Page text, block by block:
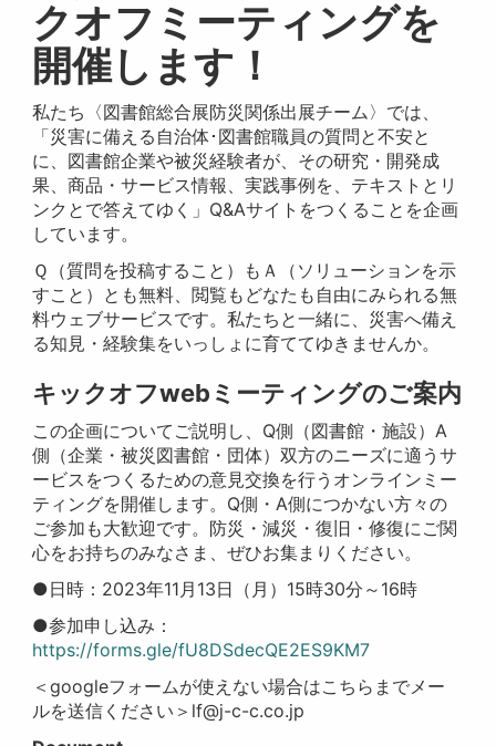
クオフミーティングを
開催します！
私たち〈図書館総合展防災関係出展チーム〉では、
「災害に備える自治体･図書館職員の質問と不安と
に、図書館企業や被災経験者が、その研究・開発成
果、商品・サービス情報、実践事例を、テキストとリ
ンクとで答えてゆく」Q&Aサイトをつくることを企画
しています。
Ｑ（質問を投稿すること）もＡ（ソリューションを示
すこと）とも無料、閲覧もどなたも自由にみられる無
料ウェブサービスです。私たちと一緒に、災害へ備え
る知見・経験集をいっしょに育ててゆきませんか。
キックオフwebミーティングのご案内
この企画についてご説明し、Q側（図書館・施設）A
側（企業・被災図書館・団体）双方のニーズに適うサ
ービスをつくるための意見交換を行うオンラインミー
ティングを開催します。Q側・A側につかない方々の
ご参加も大歓迎です。防災・減災・復旧・修復にご関
心をお持ちのみなさま、ぜひお集まりください。
●日時：2023年11月13日（月）15時30分～16時
●参加申し込み：
https://forms.gle/fU8DSdecQE2ES9KM7
＜googleフォームが使えない場合はこちらまでメー
ルを送信ください＞lf@j-c-c.co.jp